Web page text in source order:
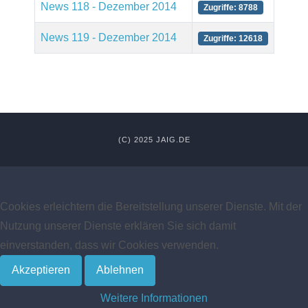
News 118 - Dezember 2014 Zugriffe: 8788
News 119 - Dezember 2014 Zugriffe: 12618
(C) 2025 JAIG.DE
Cookies erleichtern die Bereitstellung unserer Dienste. Mit der
Nutzung unserer Dienste erklären Sie sich damit
einverstanden, dass wir Cookies verwenden.
Akzeptieren Ablehnen
Weitere Informationen